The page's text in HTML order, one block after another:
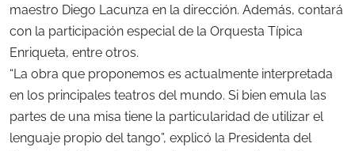
maestro Diego Lacunza en la dirección. Además, contará
con la participación especial de la Orquesta Típica
Enriqueta, entre otros.
“La obra que proponemos es actualmente interpretada
en los principales teatros del mundo. Si bien emula las
partes de una misa tiene la particularidad de utilizar el
lenguaje propio del tango”, explicó la Presidenta del